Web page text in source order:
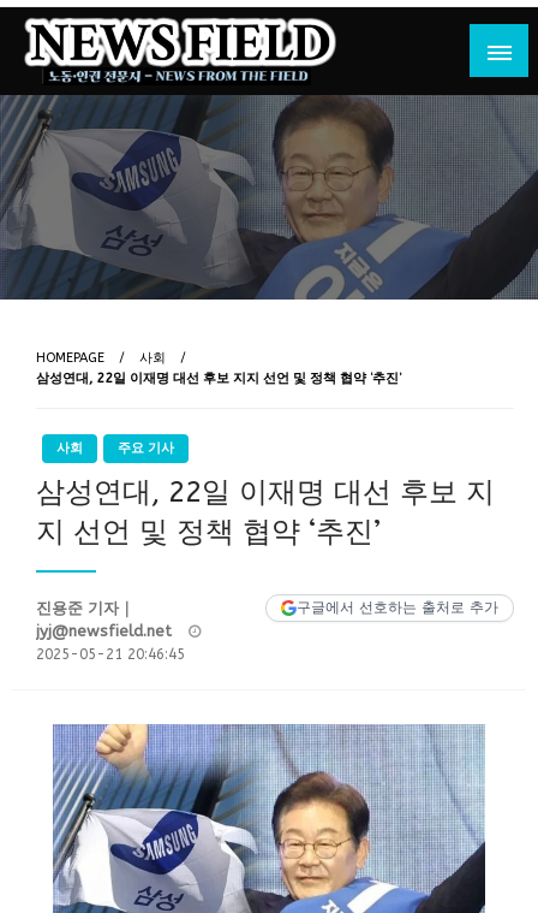
Skip
content
뉴스필드
노동·인권 전문지
HOMEPAGE
사회
삼성연대, 22일 이재명 대선 후보 지지 선언 및 정책 협약 ‘추진’
사회 주요 기사
삼성연대, 22일 이재명 대선 후보 지
지 선언 및 정책 협약 ‘추진’
구글에서 선호하는 출처로 추가
진용준 기자｜
jyj@newsfield.net
2025-05-21 20:46:45